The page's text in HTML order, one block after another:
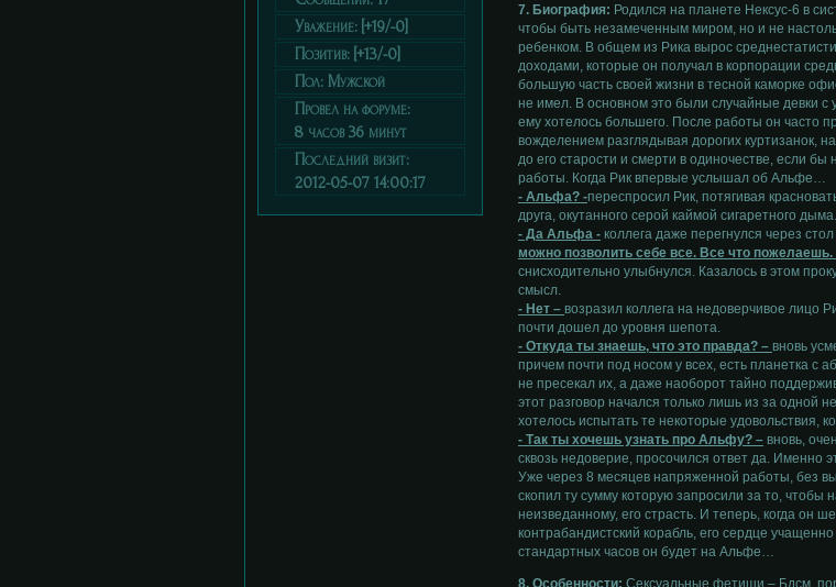
Уважение: [+19/-0]
Позитив: [+13/-0]
Пол: Мужской
Провел на форуме:
8 часов 36 минут
Последний визит:
2012-05-07 14:00:17
7. Биография: Родился на планете Нексус-6 в
чтобы быть незамеченным миром, но и не
ребенком. В общем из Рика вырос
доходами, которые он получал в корпорации
большую часть своей жизни в тесной каморке
не имел. В основном это были случайные девки с
ему хотелось большего. После работы он часто
вожделением разглядывая дорогих куртизанок,
до его старости и смерти в одиночестве, если бы
работы. Когда Рик впервые услышал об Альфе…
- Альфа? -переспросил Рик, потягивая
друга, окутанного серой каймой сигаретного дыма.
- Да Альфа -коллега даже перегнулся через
можно позволить себе все. Все что
снисходительно улыбнулся. Казалось в этом
смысл.
- Нет – возразил коллега на недоверчивое лицо
почти дошел до уровня шепота.
- Откуда ты знаешь, что это правда? – вновь
причем почти под носом у всех, есть планетка с
не пресекал их, а даже наоборот тайно
этот разговор начался только лишь из за одной
хотелось испытать те некоторые удовольствия,
- Так ты хочешь узнать про Альфу? –вновь,
сквозь недоверие, просочился ответ да. Именно
Уже через 8 месяцев напряженной работы, без
скопил ту сумму которую запросили за то, чтобы
неизведанному, его страсть. И теперь, когда он
контрабандистский корабль, его сердце
стандартных часов он будет на Альфе…
8. Особенности: Сексуальные фетиши – Бдсм,